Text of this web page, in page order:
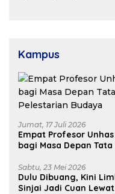
Kampus
Jumat, 17 Juli 2026
Empat Profesor
bagi Masa Depan
Sabtu, 23 Mei 2026
Dulu Dibuang, Kini
Sinjai Jadi Cuan